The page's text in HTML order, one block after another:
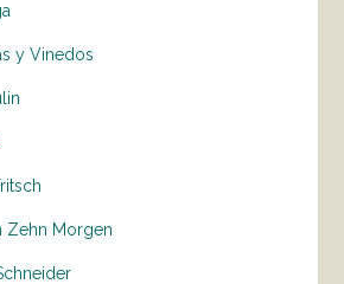
y Vinedos
Zehn Morgen